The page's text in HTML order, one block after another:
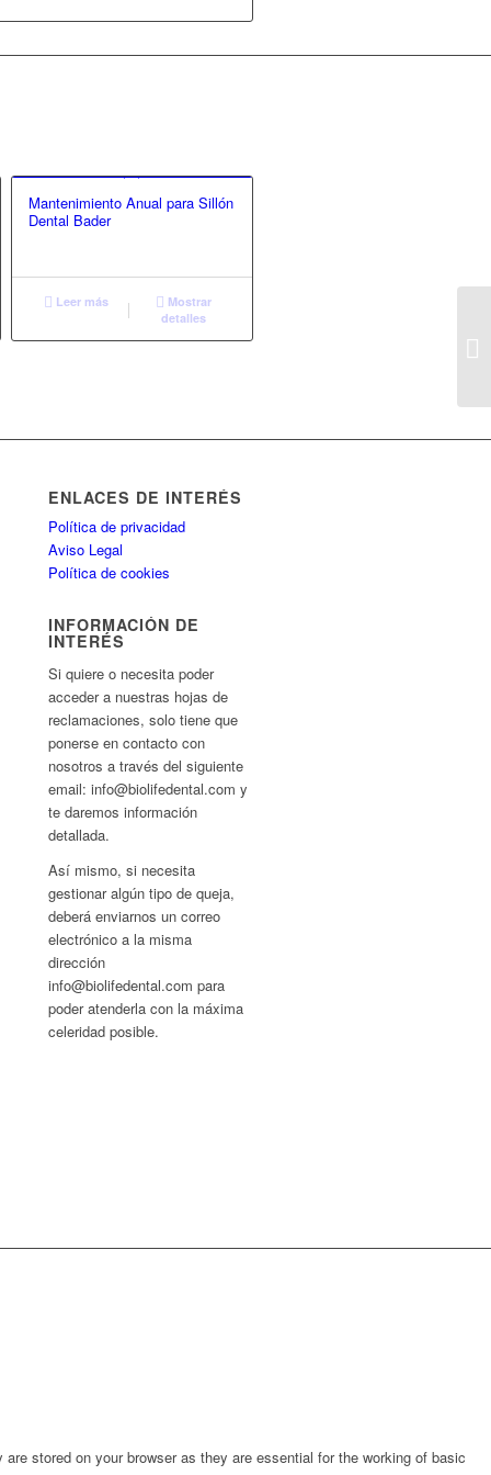
Mantenimiento Anual para Sillón
Dental Bader
Leer más
Mostrar
detalles
ENLACES DE INTERÉS
Política de privacidad
Aviso Legal
Política de cookies
INFORMACIÓN DE
INTERÉS
Si quiere o necesita poder
acceder a nuestras hojas de
reclamaciones, solo tiene que
ponerse en contacto con
nosotros a través del siguiente
email: info@biolifedental.com y
te daremos información
detallada.
Así mismo, si necesita
gestionar algún tipo de queja,
deberá enviarnos un correo
electrónico a la misma
dirección
info@biolifedental.com para
poder atenderla con la máxima
celeridad posible.
stored on your browser as they are essential for the working of basic